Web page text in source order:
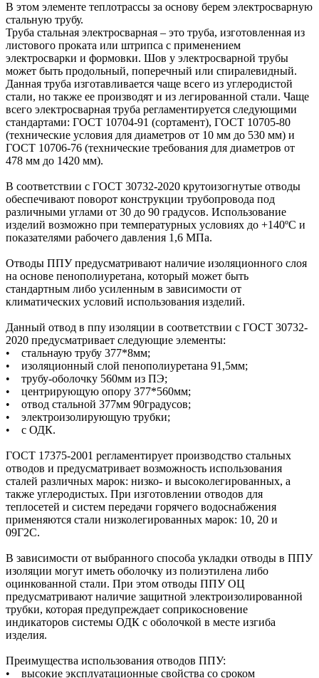
В этом элементе теплотрассы за основу берем электросварную
стальную трубу.
Труба стальная электросварная – это труба, изготовленная из
листового проката или штрипса с применением
электросварки и формовки. Шов у электросварной трубы
может быть продольный, поперечный или спиралевидный.
Данная труба изготавливается чаще всего из углеродистой
стали, но также ее производят и из легированной стали. Чаще
всего электросварная труба регламентируется следующими
стандартами: ГОСТ 10704-91 (сортамент), ГОСТ 10705-80
(технические условия для диаметров от 10 мм до 530 мм) и
ГОСТ 10706-76 (технические требования для диаметров от
478 мм до 1420 мм).
В соответствии с ГОСТ 30732-2020 крутоизогнутые отводы
обеспечивают поворот конструкции трубопровода под
различными углами от 30 до 90 градусов. Использование
изделий возможно при температурных условиях до +140ºС и
показателями рабочего давления 1,6 МПа.
Отводы ППУ предусматривают наличие изоляционного слоя
на основе пенополиуретана, который может быть
стандартным либо усиленным в зависимости от
климатических условий использования изделий.
Данный отвод в ппу изоляции в соответствии с ГОСТ 30732-
2020 предусматривает следующие элементы:
• стальнаую трубу 377*8мм;
• изоляционный слой пенополиуретана 91,5мм;
• трубу-оболочку 560мм из ПЭ;
• центрирующую опору 377*560мм;
• отвод стальной 377мм 90градусов;
• электроизолирующую трубки;
• с ОДК.
ГОСТ 17375-2001 регламентирует производство стальных
отводов и предусматривает возможность использования
сталей различных марок: низко- и высоколегированных, а
также углеродистых. При изготовлении отводов для
теплосетей и систем передачи горячего водоснабжения
применяются стали низколегированных марок: 10, 20 и
09Г2С.
В зависимости от выбранного способа укладки отводы в ППУ
изоляции могут иметь оболочку из полиэтилена либо
оцинкованной стали. При этом отводы ППУ ОЦ
предусматривают наличие защитной электроизолированной
трубки, которая предупреждает соприкосновение
индикаторов системы ОДК с оболочкой в месте изгиба
изделия.
Преимущества использования отводов ППУ:
• высокие эксплуатационные свойства со сроком